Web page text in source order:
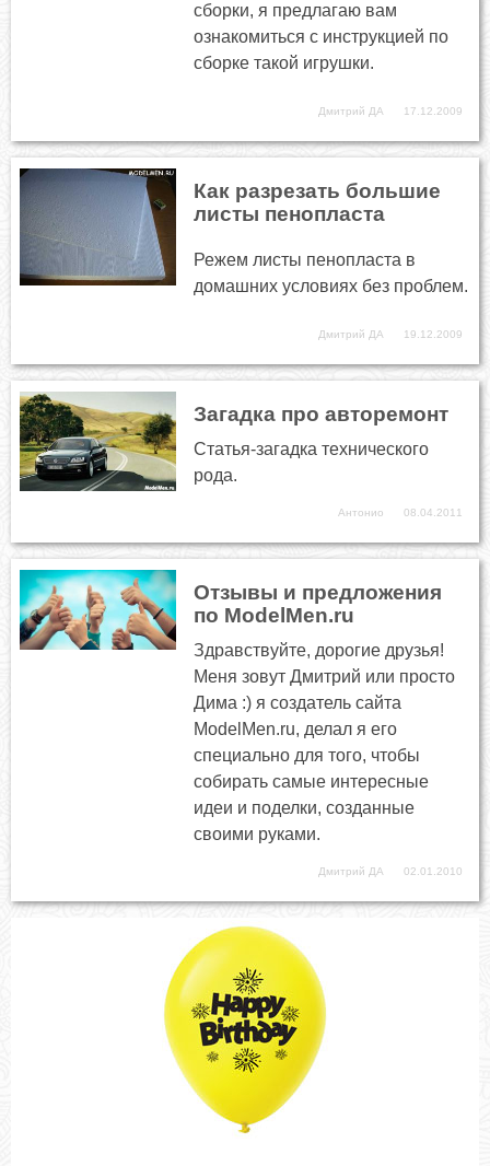
сборки, я предлагаю вам
ознакомиться с инструкцией по
сборке такой игрушки.
Дмитрий ДА 17.12.2009
Как разрезать большие
листы пенопласта
Режем листы пенопласта в
домашних условиях без проблем.
Дмитрий ДА 19.12.2009
Загадка про авторемонт
Статья-загадка технического
рода.
Антонио 08.04.2011
Отзывы и предложения
по ModelMen.ru
Здравствуйте, дорогие друзья!
Меня зовут Дмитрий или просто
Дима :) я создатель сайта
ModelMen.ru, делал я его
специально для того, чтобы
собирать самые интересные
идеи и поделки, созданные
своими руками.
Дмитрий ДА 02.01.2010